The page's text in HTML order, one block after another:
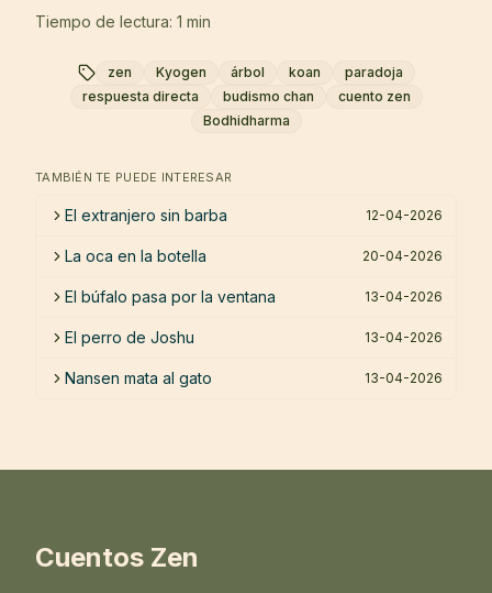
Tiempo de lectura: 1 min
zen Kyogen árbol koan
paradoja
respuesta directa
budismo chan
cuento zen
Bodhidharma
TAMBIÉN TE PUEDE INTERESAR
El extranjero sin barba 12-04-2026
La oca en la botella 20-04-2026
El búfalo pasa por la ventana 13-04-2026
El perro de Joshu 13-04-2026
Nansen mata al gato 13-04-2026
Cuentos Zen